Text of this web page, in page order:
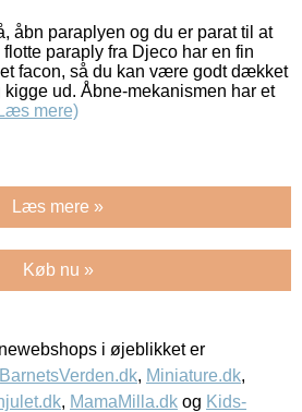
åbn paraplyen og du er parat til at
paraply fra Djeco har en fin
facon, så du kan være godt dækket
ud. Åbne-mekanismen har et
mere)
Læs mere »
Køb nu »
i øjeblikket er
BarnetsVerden.dk, Miniature.dk,
, MamaMilla.dk og Kids-